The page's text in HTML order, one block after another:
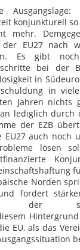
konjunkturell
mehr.
der EU27 nach
Es gibt
bei der
in
in
Jahren nichts
lediglich durch
der EZB
auch noch
lösen
Norden
fordert
der
EU, als das